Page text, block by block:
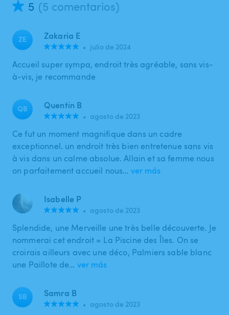
5 (5 comentarios)
ZE Zakaria E
• julio de 2024
Accueil super sympa, endroit très agréable, sans vis-
à-vis, je recommande
QB Quentin B
• agosto de 2023
Ce fut un moment magnifique dans un cadre
exceptionnel. un endroit très bien entretenue sans vis
à vis dans un calme absolue. Allain et sa femme nous
on parfaitement accueil nous… ver más
Isabelle P
• agosto de 2023
Splendide, une Merveille une très belle découverte. Je
nommerai cet endroit = La Piscine des Îles. On se
croirais ailleurs avec une déco, Palmiers sable blanc
une Paillote de… ver más
SB Samra B
• agosto de 2023